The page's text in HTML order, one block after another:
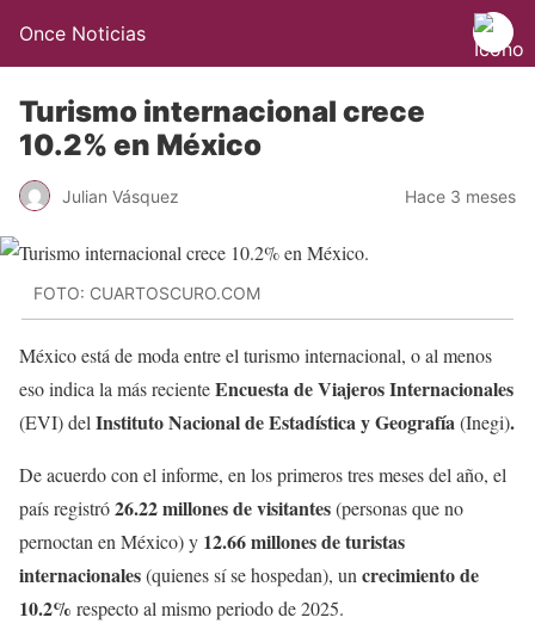
Once Noticias
Turismo internacional crece
10.2% en México
Julian Vásquez Hace 3 meses
FOTO: CUARTOSCURO.COM
México está de moda entre el turismo internacional, o al menos
eso indica la más recienteEncuesta de Viajeros Internacionales
(EVI) del Instituto Nacional de Estadística y Geografía(Inegi).
De acuerdo con el informe, en los primeros tres meses del año, el
país registró26.22 millones de visitantes(personas que no
pernoctan en México) y 12.66 millones de turistas
internacionales(quienes sí se hospedan), un crecimiento de
10.2% respecto al mismo periodo de 2025.